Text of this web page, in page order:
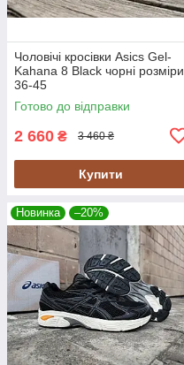
Чоловічі кросівки Asics Gel-
Kahana 8 Black чорні розміри
36-45
Готово до відправки
2 660 ₴ 3 460 ₴
Купити
Новинка –20%